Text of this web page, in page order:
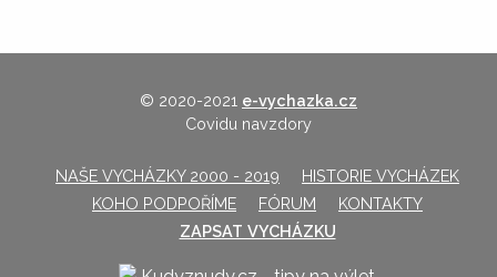
© 2020-2021 e-vychazka.cz
Covidu navzdory
NAŠE VYCHÁZKY 2000 - 2019
HISTORIE VYCHÁZEK
KOHO PODPOŘÍME
FÓRUM
KONTAKTY
ZAPSAT VYCHÁZKU